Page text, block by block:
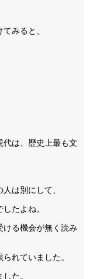
みると、
代は、歴史上最も文
は別にして、
たよね。
ける機会が無く読み
れていました。
た。